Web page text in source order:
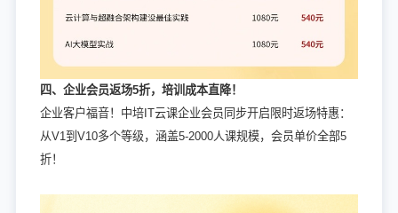
四、企业会员返场5折，培训成本直降！
企业客户福音！中培IT云课企业会员同步开启限时返场特惠：
从V1到V10多个等级，涵盖5-2000人课规模，会员单价全部5
折！